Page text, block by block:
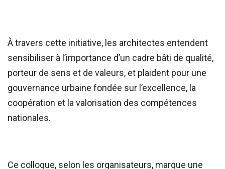
À travers cette initiative, les architectes entendent
sensibiliser à l’importance d’un cadre bâti de qualité,
porteur de sens et de valeurs, et plaident pour une
gouvernance urbaine fondée sur l’excellence, la
coopération et la valorisation des compétences
nationales.
Ce colloque, selon les organisateurs, marque une